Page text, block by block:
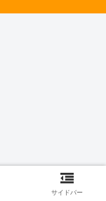
サイドバー